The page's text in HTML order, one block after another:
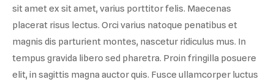
sit amet ex sit amet, varius porttitor felis. Maecenas
placerat risus lectus. Orci varius natoque penatibus et
magnis dis parturient montes, nascetur ridiculus mus. In
tempus gravida libero sed pharetra. Proin fringilla posuere
elit, in sagittis magna auctor quis. Fusce ullamcorper luctus